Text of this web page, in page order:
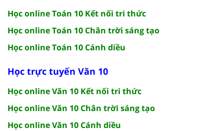
Học online Toán 10 Kết nối tri thức
Học online Toán 10 Chân trời sáng tạo
Học online Toán 10 Cánh diều
Học trực tuyến Văn 10
Học online Văn 10 Kết nối tri thức
Học online Văn 10 Chân trời sáng tạo
Học online Văn 10 Cánh diều